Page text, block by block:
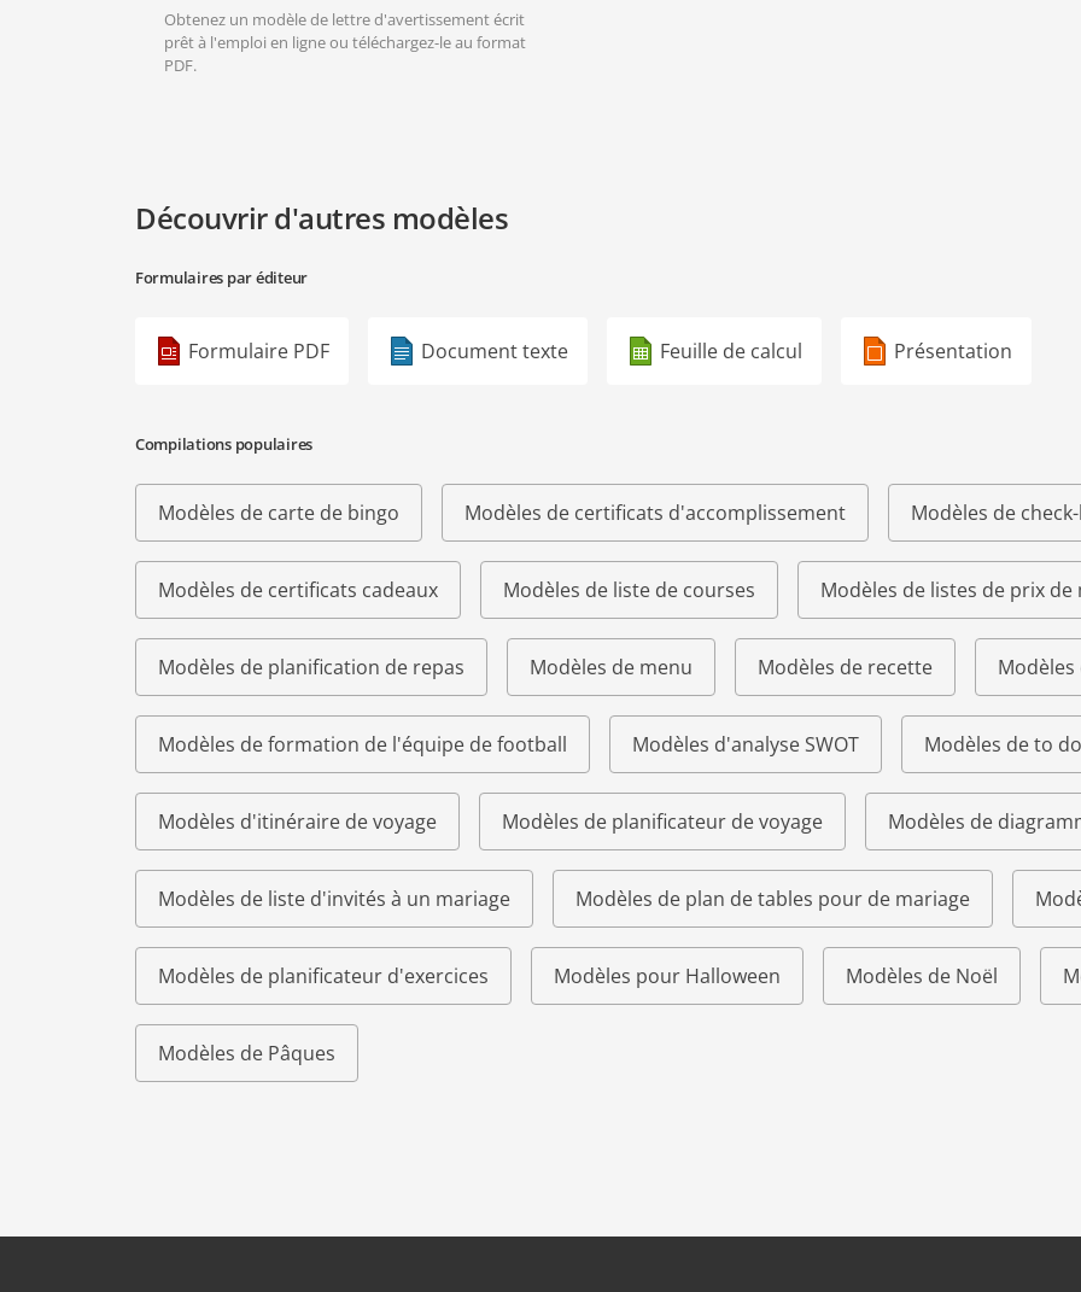
Obtenez un modèle de lettre d'avertissement écrit
prêt à l'emploi en ligne ou téléchargez-le au format
PDF.
Découvrir d'autres modèles
Formulaires par éditeur
Formulaire PDF Document texte Feuille de calcul Présentation
Compilations populaires
Modèles de carte de bingo Modèles de certificats d'accomplissement Modèles de
Modèles de certificats cadeaux Modèles de liste de courses Modèles de listes de prix de
Modèles de planification de repas Modèles de menu Modèles de recette Modèles
Modèles de formation de l'équipe de football Modèles d'analyse SWOT Modèles de to
Modèles d'itinéraire de voyage Modèles de planificateur de voyage Modèles de
Modèles de liste d'invités à un mariage Modèles de plan de tables pour de mariage
Modèles de planificateur d'exercices Modèles pour Halloween Modèles de Noël
Modèles de Pâques